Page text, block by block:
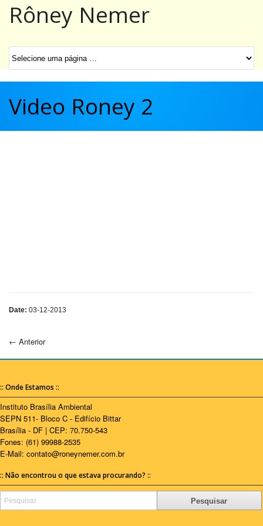
Rôney Nemer
Video Roney 2
Date: 03-12-2013
← Anterior
:: Onde Estamos ::
Instituto Brasília Ambiental
SEPN 511- Bloco C - Edifício Bittar
Brasília - DF | CEP: 70.750-543
Fones: (61) 99988-2535
E-Mail: contato@roneynemer.com.br
:: Não encontrou o que estava procurando? ::
Pesquisar